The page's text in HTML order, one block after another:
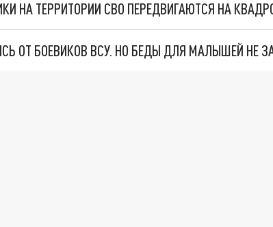
ОТ БОЕВИКОВ ВСУ. НО БЕДЫ ДЛЯ МАЛЫШЕЙ НЕ